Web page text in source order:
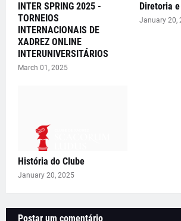
INTER SPRING 2025 -
TORNEIOS
INTERNACIONAIS DE
XADREZ ONLINE
INTERUNIVERSITÁRIOS
March 01, 2025
Diretoria
January 20,
História do Clube
January 20, 2025
Postar um comentário